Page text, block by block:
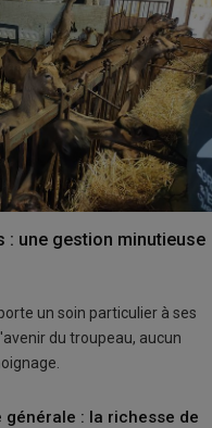
: une gestion minutieuse
un soin particulier à ses
du troupeau, aucun
générale : la richesse de